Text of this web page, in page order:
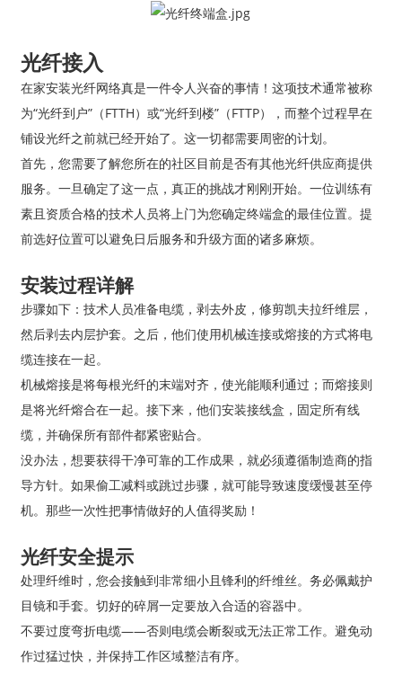
光纤接入
在家安装光纤网络真是一件令人兴奋的事情！这项技术通常被称
为“光纤到户”（FTTH）或“光纤到楼”（FTTP），而整个过程早在
铺设光纤之前就已经开始了。这一切都需要周密的计划。
首先，您需要了解您所在的社区目前是否有其他光纤供应商提供
服务。一旦确定了这一点，真正的挑战才刚刚开始。一位训练有
素且资质合格的技术人员将上门为您确定终端盒的最佳位置。提
前选好位置可以避免日后服务和升级方面的诸多麻烦。
安装过程详解
步骤如下：技术人员准备电缆，剥去外皮，修剪凯夫拉纤维层，
然后剥去内层护套。之后，他们使用机械连接或熔接的方式将电
缆连接在一起。
机械熔接是将每根光纤的末端对齐，使光能顺利通过；而熔接则
是将光纤熔合在一起。接下来，他们安装接线盒，固定所有线
缆，并确保所有部件都紧密贴合。
没办法，想要获得干净可靠的工作成果，就必须遵循制造商的指
导方针。如果偷工减料或跳过步骤，就可能导致速度缓慢甚至停
机。那些一次性把事情做好的人值得奖励！
光纤安全提示
处理纤维时，您会接触到非常细小且锋利的纤维丝。务必佩戴护
目镜和手套。切好的碎屑一定要放入合适的容器中。
不要过度弯折电缆——否则电缆会断裂或无法正常工作。避免动
作过猛过快，并保持工作区域整洁有序。